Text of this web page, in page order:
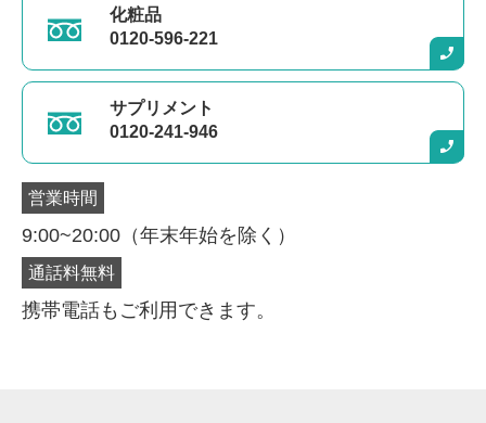
化粧品
0120-596-221
サプリメント
0120-241-946
営業時間
9:00~20:00（年末年始を除く）
通話料無料
携帯電話もご利用できます。